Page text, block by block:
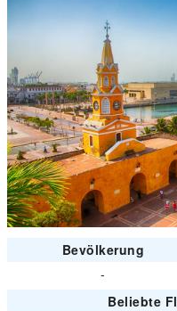
Bevölkerung
-
Beliebte